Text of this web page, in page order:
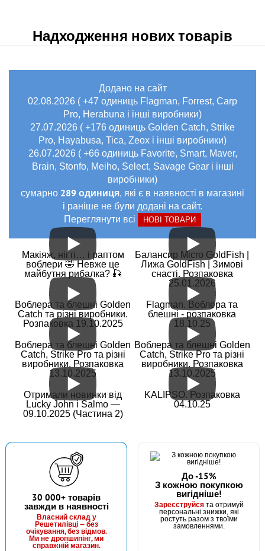
Надходження нових товарів
Додано на сайт
02.08.2026 ( +47 одиниць Flagman, Forrest, Carp
Pro, Herabuna і інші виробники)
27.07.2026 ( +176 одиниць Golden Catch, Strike
Pro, Hayabusa, Tica, Zeox і інші виробники)
26.07.2026 ( +66 одиниць Favorite, Smart, Maver,
Brain, Stonfo, Meiho, Select, Savage Gear і інші
виробники)
сумарно 289 одиниця, які є в наявності в магазині
і раніше не були додані на сайт.
Переглянути всі
НОВІ ТОВАРИ
Макіяж, нігті… і раптом
воблери 🤣 Невже це
майбутня рибалка? 🎣
Балансир Micro GoldFish |
Лижа GoldFish | Зимові
снасті. Розпаковка
25.01.2026
Воблера та блешні Golden
Catch та різні виробники.
Розпаковка 19.10.2025
Flagman. Воблера та
блешні - розпаковка
18.10.25
Воблера та блешні Golden
Catch, Strike Pro та різні
виробники. Розпаковка
13.10.2025
Воблера та блешні Golden
Catch, Strike Pro та різні
виробники. Розпаковка
13.10.2025
Отримали новинки від
Lucky John і Salmo —
09.10.2025 (Частина 2)
KALIPSO. Розпаковка
04.10.25
30 000+ товарів
завжди в наявності
Власний склад у
Решетилівці — без
очікування, без відмов.
Ми не дропшипінг, ми
справжній магазин.
До -15%
З кожною покупкою
вигідніше!
Зареєструйсята отримуй
персональні знижки, які
ростуть разом з твоїми
замовленнями.